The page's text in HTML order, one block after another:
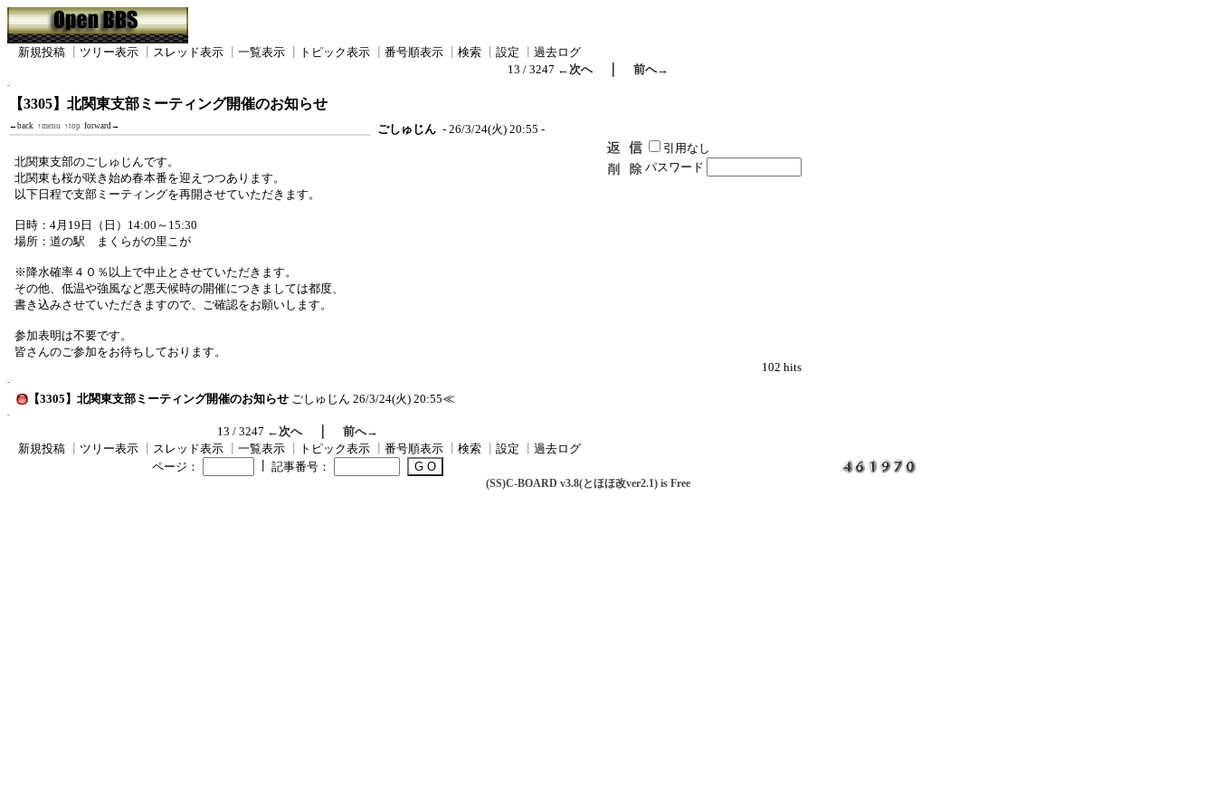
新規投稿 ツリー表示 スレッド表示 一覧表示 トピック表示 番号順表示 検索 設定
過去ログ
13 / 3247 ←次へ｜ 前へ→
【3305】北関東支部ミーティング開催のお知らせ
←back ↑menu ↑top forward→ ごしゅじん - 26/3/24(火) 20:55 -
北関東支部のごしゅじんです。
北関東も桜が咲き始め春本番を迎えつつあります。
以下日程で支部ミーティングを再開させていただきます。
日時：4月19日（日）14:00～15:30
場所：道の駅 まくらがの里こが
※降水確率４０％以上で中止とさせていただきます。
その他、低温や強風など悪天候時の開催につきましては都度、
書き込みさせていただきますので、ご確認をお願いします。
参加表明は不要です。
皆さんのご参加をお待ちしております。
引用なし
パスワード
102 hits
【3305】北関東支部ミーティング開催のお知らせ ごしゅじん 26/3/24(火) 20:55≪
13 / 3247 ←次へ｜ 前へ→
新規投稿
ツリー表示 スレッド表示 一覧表示 トピック表示 番号順表示 検索 設定
過去ログ
ページ：
記事番号：
(SS)C-BOARD v3.8(とほほ改ver2.1) is Free